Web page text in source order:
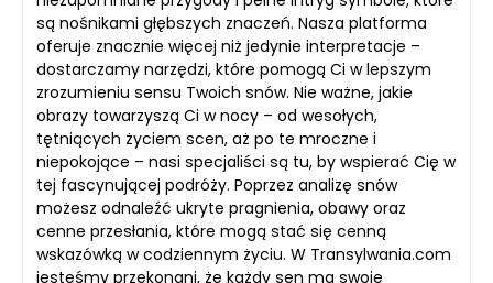
są nośnikami głębszych znaczeń. Nasza platforma
oferuje znacznie więcej niż jedynie interpretacje –
dostarczamy narzędzi, które pomogą Ci w lepszym
zrozumieniu sensu Twoich snów. Nie ważne, jakie
obrazy towarzyszą Ci w nocy – od wesołych,
tętniących życiem scen, aż po te mroczne i
niepokojące – nasi specjaliści są tu, by wspierać Cię w
tej fascynującej podróży. Poprzez analizę snów
możesz odnaleźć ukryte pragnienia, obawy oraz
cenne przesłania, które mogą stać się cenną
wskazówką w codziennym życiu. W Transylwania.com
jesteśmy przekonani, że każdy sen ma swoje